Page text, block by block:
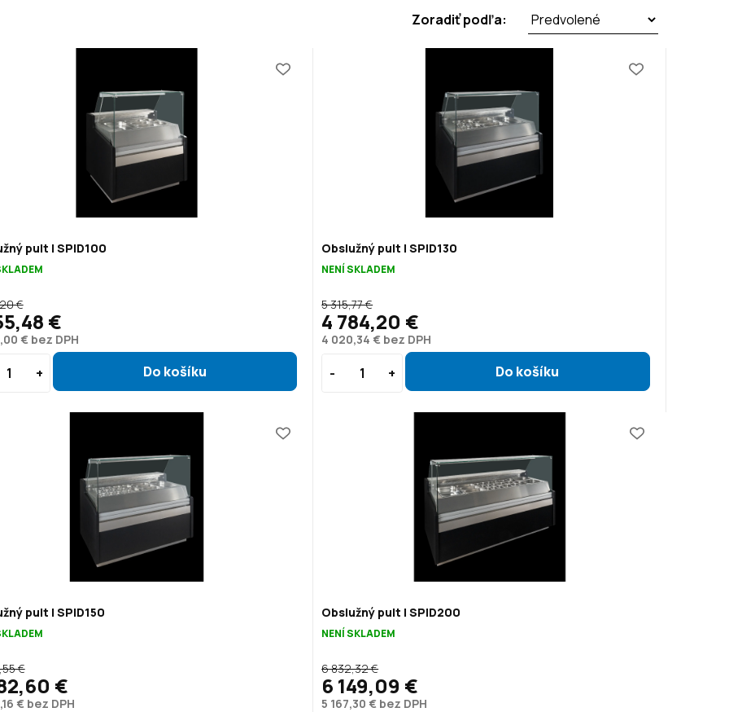
Zoradiť podľa:
pult | SPID100
€ bez DPH
€
€
Obslužný pult | SPID130
NENÍ SKLADEM
4 020,34 € bez DPH
5 315,77 €
4 784,20 €
pult | SPID150
€ bez DPH
€
€
Obslužný pult | SPID200
NENÍ SKLADEM
5 167,30 € bez DPH
6 832,32 €
6 149,09 €